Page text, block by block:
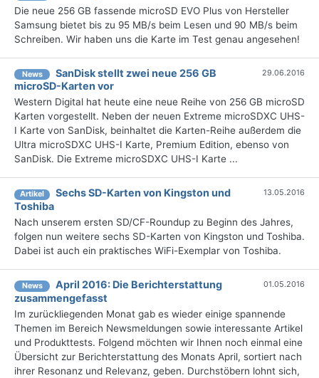
Die neue 256 GB fassende microSD EVO Plus von Hersteller
Samsung bietet bis zu 95 MB/s beim Lesen und 90 MB/s beim
Schreiben. Wir haben uns die Karte im Test genau angesehen!
News
SanDisk stellt zwei neue 256 GB
microSD-Karten vor
29.06.2016
Western Digital hat heute eine neue Reihe von 256 GB microSD
Karten vorgestellt. Neben der neuen Extreme microSDXC UHS-
I Karte von SanDisk, beinhaltet die Karten-Reihe außerdem die
Ultra microSDXC UHS-I Karte, Premium Edition, ebenso von
SanDisk. Die Extreme microSDXC UHS-I Karte ...
Artikel
Sechs SD-Karten von Kingston und
Toshiba
13.05.2016
Nach unserem ersten SD/CF-Roundup zu Beginn des Jahres,
folgen nun weitere sechs SD-Karten von Kingston und Toshiba.
Dabei ist auch ein praktisches WiFi-Exemplar von Toshiba.
News
April 2016: Die Berichterstattung
zusammengefasst
01.05.2016
Im zurückliegenden Monat gab es wieder einige spannende
Themen im Bereich Newsmeldungen sowie interessante Artikel
und Produkttests. Folgend möchten wir Ihnen noch einmal eine
Übersicht zur Berichterstattung des Monats April, sortiert nach
ihrer Resonanz und Relevanz, geben. Durchstöbern lohnt sich,